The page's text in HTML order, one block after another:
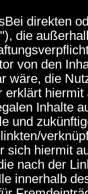
direkten
die
von den
wäre, die
erklärt
Inhalte
und
sich hiermit
nach der
innerhalb